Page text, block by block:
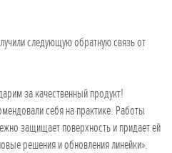
следующую обратную связь от
за качественный продукт!
себя на практике. Работы
защищает поверхность и придает ей
решения и обновления линейки».